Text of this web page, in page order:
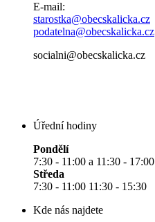
E-mail:
starostka@obecskalicka.cz
podatelna@obecskalicka.cz
socialni@obecskalicka.cz
Úřední hodiny
Pondělí
7:30 - 11:00 a 11:30 - 17:00
Středa
7:30 - 11:00 11:30 - 15:30
Kde nás najdete